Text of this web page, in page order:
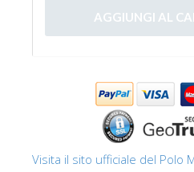
Visita il sito ufficiale del Polo